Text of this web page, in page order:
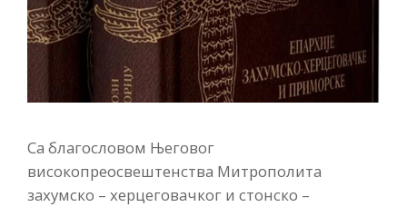
Са благословом Његовог
високопреосвештенства Митрополита
захумско – херцеговачког и стонско –